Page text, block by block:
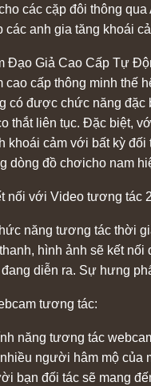
các cặp đôi thông
các anh gia tăng khoái
Đạo Giả Cao Cấp Tự
cao cấp thông minh thế
có được chức năng đặc
thắt liên tục. Đặc biệt,
khoái cảm với bất kỳ
dòng đồ chơicho nam
nối với Video tương tác
năng tương tác thời
hình ảnh sẽ kết
diễn ra. Sự hưng
tương tác:
năng tương tác
người hâm mộ của
bạn đối tác sẽ mang